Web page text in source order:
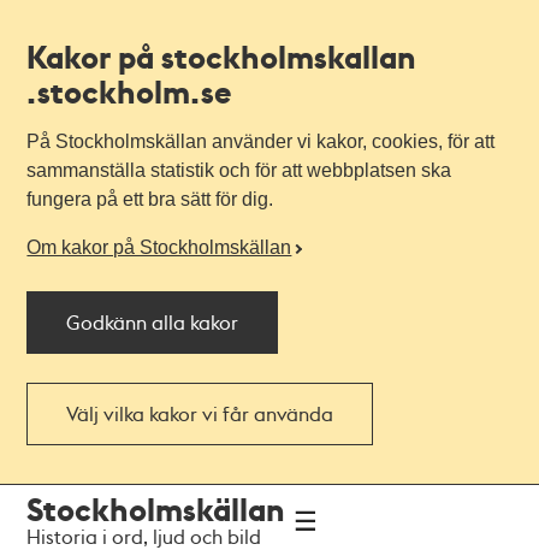
Kakor på stockholmskallan
.stockholm.se
På Stockholmskällan använder vi kakor, cookies, för att
sammanställa statistik och för att webbplatsen ska
fungera på ett bra sätt för dig.
Om kakor på Stockholmskällan
Godkänn alla kakor
Välj vilka kakor vi får använda
navigationen
huvudinnehållet
Stockholmskällan
Historia i ord, ljud och bild